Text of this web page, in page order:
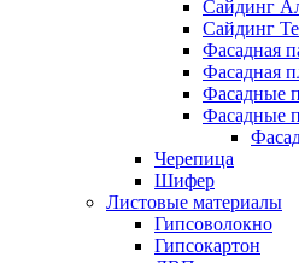
Сайдинг
Сайдинг
Фасадная
Фасадная
Фасадные
Фасадные
Черепица
Шифер
Листовые материалы
Гипсоволокно
Гипсокартон